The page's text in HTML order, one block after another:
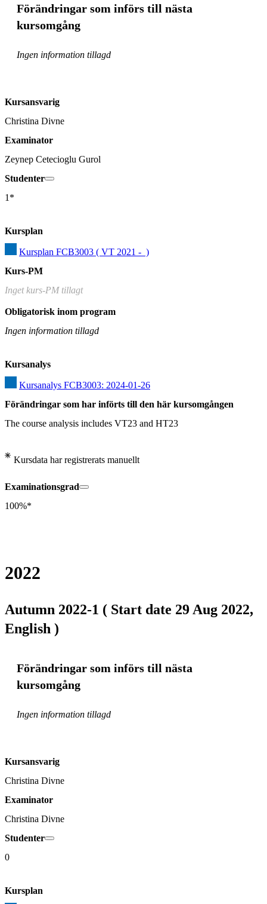
Förändringar som införs till nästa
kursomgång
Ingen information tillagd
Kursansvarig
Christina Divne
Examinator
Zeynep Cetecioglu Gurol
Studenter
1*
Kursplan
Kursplan FCB3003 ( VT 2021 -  )
Kurs-PM
Inget kurs-PM tillagt
Obligatorisk inom program
Ingen information tillagd
Kursanalys
Kursanalys FCB3003: 2024-01-26
Förändringar som har införts till den här kursomgången
The course analysis includes VT23 and HT23
Kursdata har registrerats manuellt
Examinationsgrad
100%*
2022
Autumn 2022-1 ( Start date 29 Aug 2022,
English )
Förändringar som införs till nästa
kursomgång
Ingen information tillagd
Kursansvarig
Christina Divne
Examinator
Christina Divne
Studenter
0
Kursplan